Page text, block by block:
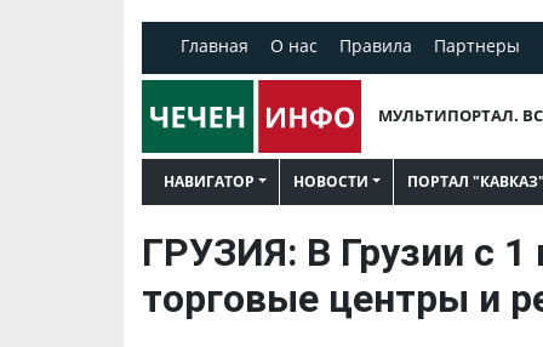
Главная О нас Правила Партнеры
МУЛЬТИПОРТАЛ.
НАВИГАТОР НОВОСТИ ПОРТАЛ "КАВКАЗ"
ГРУЗИЯ: В Грузии с
торговые центры и